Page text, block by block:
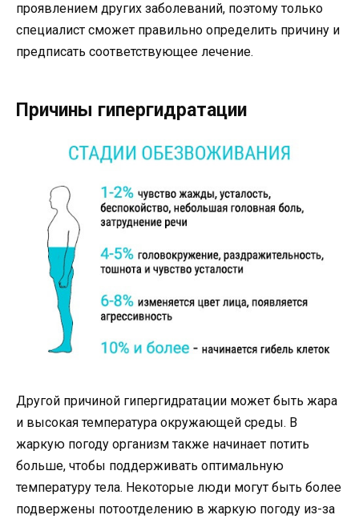
проявлением других заболеваний, поэтому только
специалист сможет правильно определить причину и
предписать соответствующее лечение.
Причины гипергидратации
Другой причиной гипергидратации может быть жара
и высокая температура окружающей среды. В
жаркую погоду организм также начинает потить
больше, чтобы поддерживать оптимальную
температуру тела. Некоторые люди могут быть более
подвержены потоотделению в жаркую погоду из-за